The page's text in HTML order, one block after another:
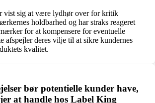
vist sig at være lydhør over for kritik
holdbarhed og har straks reageret
for at kompensere for eventuelle
afspejler deres vilje til at sikre kundernes
kvalitet.
bør potentielle kunder have,
at handle hos Label King